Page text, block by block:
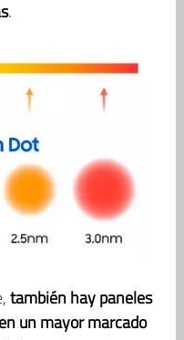
.
también hay paneles
un mayor marcado